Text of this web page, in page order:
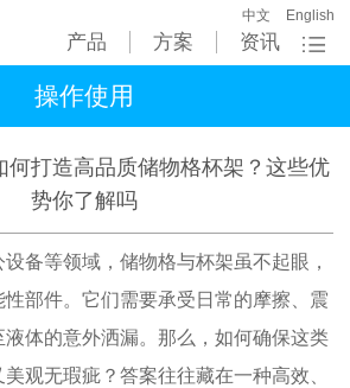
产品 方案 资讯
中文 English
操作使用
何打造高品质储物格杯架？这些优
势你了解吗
备等领域，储物格与杯架虽不起眼，
部件。它们需要承受日常的摩擦、震
体的意外洒漏。那么，如何确保这类
观无瑕疵？答案往往藏在一种高效、